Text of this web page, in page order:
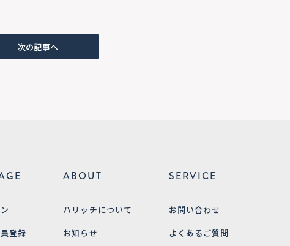
次の記事へ
登録
ABOUT
ハリッチについて
お知らせ
SERVICE
お問い合わせ
よくあるご質問